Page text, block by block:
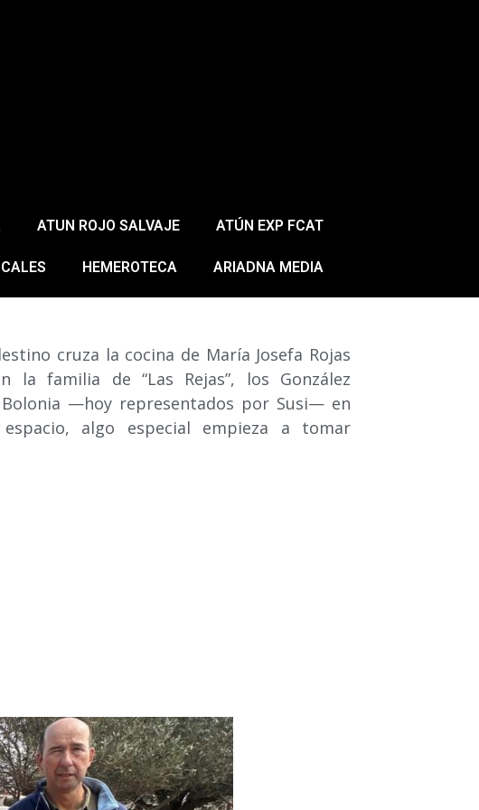
ATUN ROJO SALVAJE ATÚN EXP FCAT
HEMEROTECA ARIADNA MEDIA
cruza la cocina de María Josefa Rojas
la familia de “Las Rejas”, los González
Bolonia —hoy representados por Susi— en
algo especial empieza a tomar